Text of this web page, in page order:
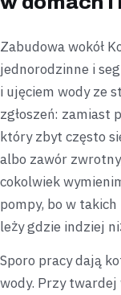
Zabudowa wokół
jednorodzinne i
i ujęciem wody ze
zgłoszeń: zamiast
który zbyt często
albo zawór
cokolwiek
pompy, bo w
leży gdzie indziej
Sporo pracy dają
wody. Przy